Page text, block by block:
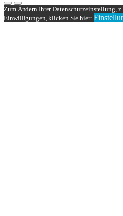
Zum Ändern Ihrer Datenschutzeinstellung,
Einwilligungen, klicken Sie hier: